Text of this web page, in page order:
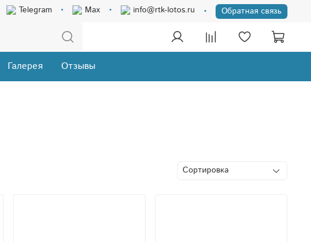
Telegram Max info@rtk-lotos.ru Обратная связь
Галерея Отзывы